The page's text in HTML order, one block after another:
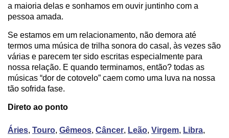
a maioria delas e sonhamos em ouvir juntinho com a
pessoa amada.
Se estamos em um relacionamento, não demora até
termos uma música de trilha sonora do casal, às vezes são
várias e parecem ter sido escritas especialmente para
nossa relação. E quando terminamos, então? todas as
músicas “dor de cotovelo” caem como uma luva na nossa
tão sofrida fase.
Direto ao ponto
Áries, Touro, Gêmeos, Câncer, Leão, Virgem, Libra,